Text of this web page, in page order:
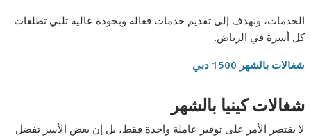
الخدمات، ونهدف إلى تقديم خدمات فعالة وبجودة عالية تلبي تطلعات
كل أسرة في الرياض.
شغالات بالشهر 1500 دبي
شغالات كينيا بالشهر
لا يقتصر الأمر على توفير عاملة واحدة فقط، بل إن بعض الأسر تفضل